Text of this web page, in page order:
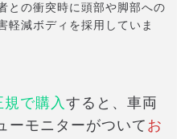
との衝突時に頭部や脚部への
軽減ボディを採用していま
規で購入 すると、車両
ーモニターがついて お